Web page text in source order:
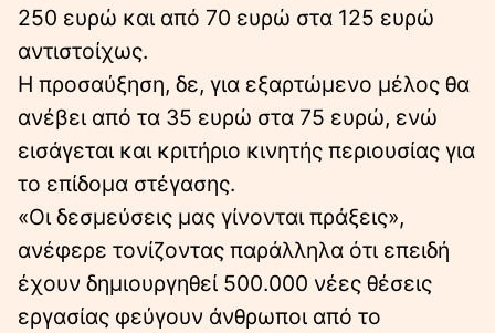
250 ευρώ και από 70 ευρώ στα 125 ευρώ
αντιστοίχως.
Η προσαύξηση, δε, για εξαρτώμενο μέλος θα
ανέβει από τα 35 ευρώ στα 75 ευρώ, ενώ
εισάγεται και κριτήριο κινητής περιουσίας για
το επίδομα στέγασης.
«Οι δεσμεύσεις μας γίνονται πράξεις»,
ανέφερε τονίζοντας παράλληλα ότι επειδή
έχουν δημιουργηθεί 500.000 νέες θέσεις
εργασίας φεύγουν άνθρωποι από το